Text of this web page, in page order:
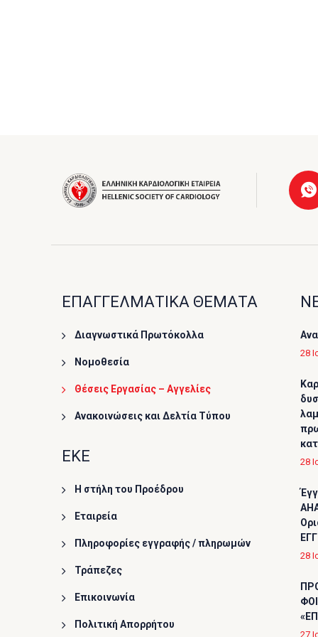
ΕΠΑΓΓΕΛΜΑΤΙΚΑ ΘΕΜΑΤΑ
Διαγνωστικά Πρωτόκολλα
Νομοθεσία
Θέσεις Εργασίας – Αγγελίες
Ανακοινώσεις και Δελτία Τύπου
ΕΚΕ
Η στήλη του Προέδρου
Εταιρεία
Πληροφορίες εγγραφής / πληρωμών
Τράπεζες
Επικοινωνία
Πολιτική Απορρήτου
28
28
28
27